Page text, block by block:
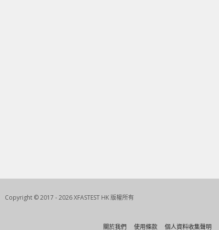
Copyright © 2017 - 2026 XFASTEST HK 版權所有
關於我們 使用條款 個人資料收集聲明